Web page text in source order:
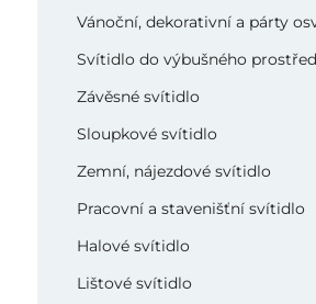
Vánoční, dekorativní a párty
Svítidlo do výbušného
Závěsné svítidlo
Sloupkové svítidlo
Zemní, nájezdové svítidlo
Pracovní a stavenišťní svítidlo
Halové svítidlo
Lištové svítidlo